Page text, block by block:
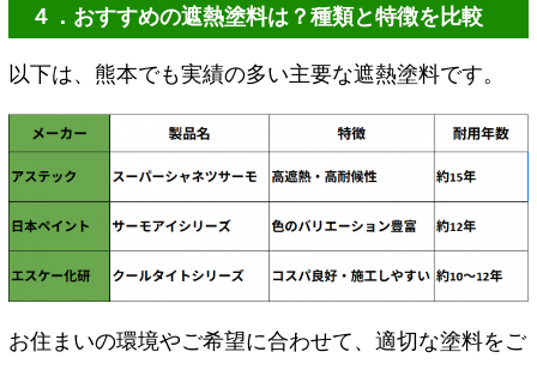
４．おすすめの遮熱塗料は？種類と特徴を比較
以下は、熊本でも実績の多い主要な遮熱塗料です。
お住まいの環境やご希望に合わせて、適切な塗料をご